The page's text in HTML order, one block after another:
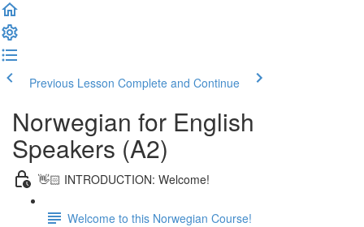
Previous Lesson Complete and Continue
Norwegian for English
Speakers (A2)
👋🏻 INTRODUCTION: Welcome!
Welcome to this Norwegian Course!